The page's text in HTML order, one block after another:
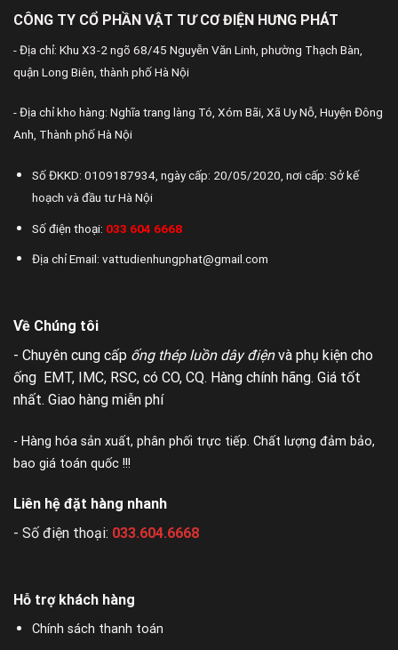
CÔNG TY CỔ PHẦN VẬT TƯ CƠ ĐIỆN HƯNG PHÁT
- Địa chỉ: Khu X3-2 ngõ 68/45 Nguyễn Văn Linh, phường Thạch Bàn,
quận Long Biên, thành phố Hà Nội
- Địa chỉ kho hàng: Nghĩa trang làng Tó, Xóm Bãi, Xã Uy Nỗ, Huyện Đông
Anh, Thành phố Hà Nội
Số ĐKKD: 0109187934, ngày cấp: 20/05/2020, nơi cấp: Sở kế
hoạch và đầu tư Hà Nội
Số điện thoại: 033 604 6668
Địa chỉ Email: vattudienhungphat@gmail.com
Về Chúng tôi
- Chuyên cung cấp ống thép luồn dây điệnvà phụ kiện cho
ống EMT, IMC, RSC, có CO, CQ. Hàng chính hãng. Giá tốt
nhất. Giao hàng miễn phí
- Hàng hóa sản xuất, phân phối trực tiếp. Chất lượng đảm bảo,
bao giá toán quốc !!!
Liên hệ đặt hàng nhanh
- Số điện thoại: 033.604.6668
Hỗ trợ khách hàng
Chính sách thanh toán